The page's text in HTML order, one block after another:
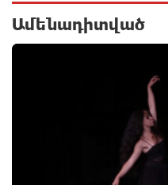
Վրաստանում
փորձի համար
ՌԴ-ն պատրաստ է
երկաթուղիների
Ամենադիտված
1